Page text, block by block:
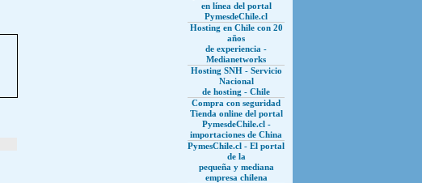
en línea del portal
PymesdeChile.cl
Hosting en Chile con 20
años
de experiencia -
Medianetworks
Hosting SNH - Servicio
Nacional
de hosting - Chile
Compra con seguridad
Tienda online del portal
PymesdeChile.cl -
importaciones de China
PymesChile.cl - El portal
de la
pequeña y mediana
empresa chilena